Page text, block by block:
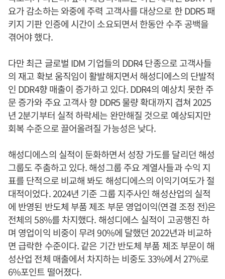
요가 감소하는 와중에 주력 고객사를 대상으로 한 DDR5 패
키지 기판 인증에 시간이 소요되면서 한동안 수주 공백을
겪어야 했다.
다만 최근 글로벌 IDM 기업들의 DDR4 단종으로 고객사들
의 재고 확보 움직임이 활발해지면서 해성디에스의 단발적
인 DDR4향 매출이 증가하고 있다. DDR4의 예상치 못한 주
문 증가와 주요 고객사 향 DDR5 물량 확대까지 겹쳐 2025
년 2분기부터 실적 하락세는 완만해질 것으로 예상되지만
회복 수준으로 끌어올려질 가능성은 낮다.
해성디에스의 실적이 둔화하면서 성장 가도를 달리던 해성
그룹도 주춤하고 있다. 해성그룹 주요 계열사들과 수익 지
표를 단적으로 비교해 봐도 해성디에스의 이익기여도가 절
대적이었다. 2024년 기준 그룹 지주사인 해성산업의 실적
에 반영된 반도체 부품 제조 부문 영업이익(연결 조정 전)은
전체의 58%를 차지했다. 해성디에스 실적이 고공행진 하
며 영업이익 비중이 무려 90%에 달했던 2022년과 비교하
면 급락한 수준이다. 같은 기간 반도체 부품 제조 부문이 해
성산업 전체 매출에서 차지하는 비중도 33%에서 27%로
6%포인트 떨어졌다.